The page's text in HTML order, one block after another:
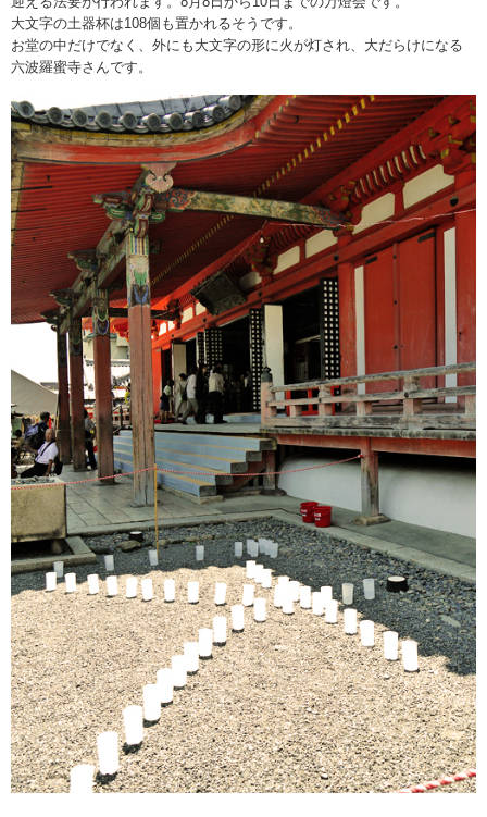
大文字の土器杯は108個も置かれるそうです。
お堂の中だけでなく、外にも大文字の形に火が灯され、大だらけになる
六波羅蜜寺さんです。